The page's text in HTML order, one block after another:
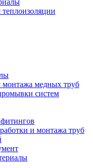
монтажа медных труб
систем
и монтажа труб